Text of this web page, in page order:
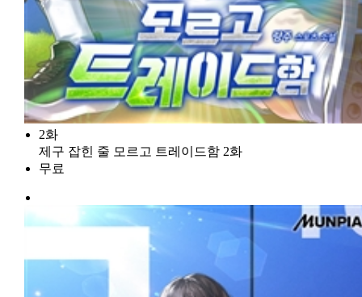
2화
제구 잡힌 줄 모르고 트레이드함 2화
무료